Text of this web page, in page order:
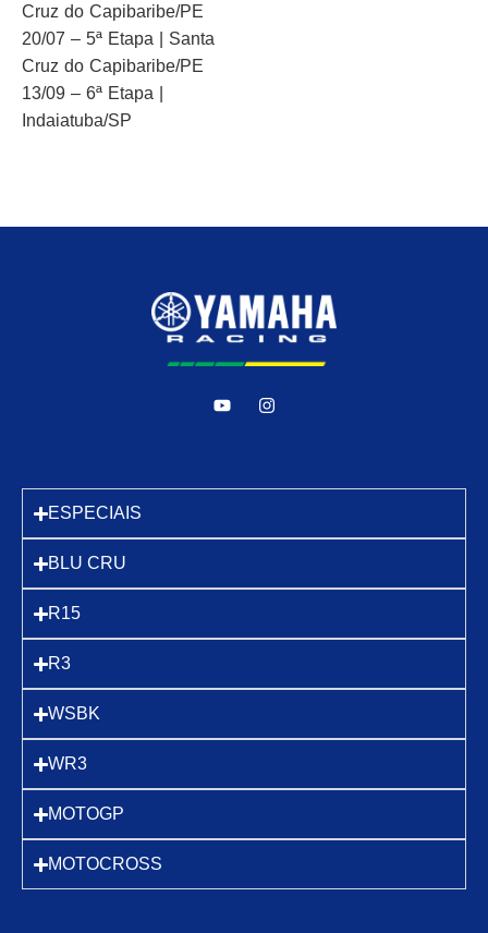
Cruz do Capibaribe/PE
20/07 – 5ª Etapa | Santa
Cruz do Capibaribe/PE
13/09 – 6ª Etapa |
Indaiatuba/SP
ESPECIAIS
BLU CRU
R15
R3
WSBK
WR3
MOTOGP
MOTOCROSS